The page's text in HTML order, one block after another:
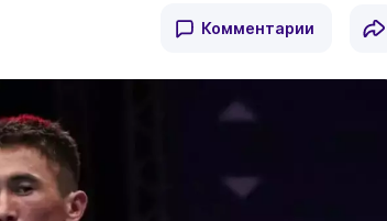
Комментарии